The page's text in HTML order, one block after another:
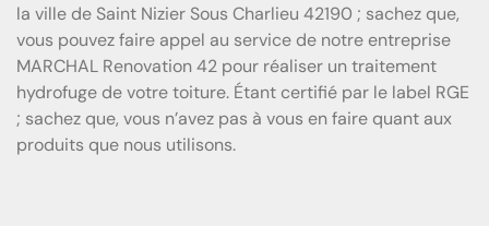
la ville de Saint Nizier Sous Charlieu 42190 ; sachez que,
vous pouvez faire appel au service de notre entreprise
MARCHAL Renovation 42 pour réaliser un traitement
hydrofuge de votre toiture. Étant certifié par le label RGE
; sachez que, vous n’avez pas à vous en faire quant aux
produits que nous utilisons.